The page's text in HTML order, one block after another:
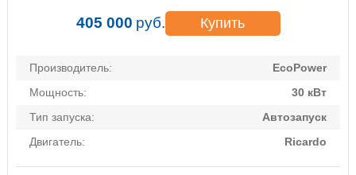
405 000 руб. Купить
Производитель:
EcoPower
Мощность:
30 кВт
Тип запуска:
Автозапуск
Двигатель:
Ricardo